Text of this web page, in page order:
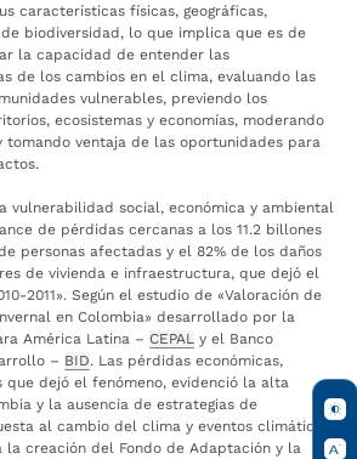
características físicas, geográficas,
biodiversidad, lo que implica que es de
la capacidad de entender las
de los cambios en el clima, evaluando las
vulnerables, previendo los
ecosistemas y economías, moderando
tomando ventaja de las oportunidades para
vulnerabilidad social, económica y ambiental
de pérdidas cercanas a los 11.2 billones
personas afectadas y el 82% de los daños
de vivienda e infraestructura, que dejó el
2011». Según el estudio de «Valoración de
en Colombia» desarrollado por la
América Latina – CEPAL y el Banco
– BID. Las pérdidas económicas,
que dejó el fenómeno, evidenció la alta
y la ausencia de estrategias de
al cambio del clima y eventos climáticos
la creación del Fondo de Adaptación y la